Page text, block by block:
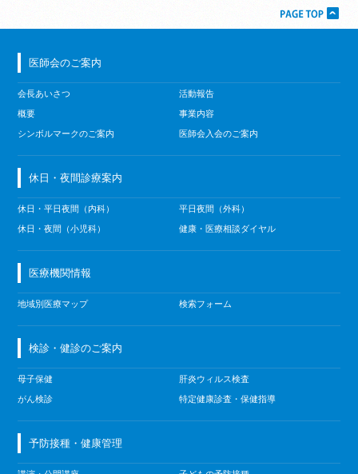
医師会のご案内
会長あいさつ
概要
シンボルマークのご案内
活動報告
事業内容
医師会入会のご案内
休日・夜間診療案内
休日・平日夜間（内科）
休日・夜間（小児科）
平日夜間（外科）
健康・医療相談ダイヤル
医療機関情報
地域別医療マップ 検索フォーム
検診・健診のご案内
母子保健
がん検診
肝炎ウィルス検査
特定健康診査・保健指導
予防接種・健康管理